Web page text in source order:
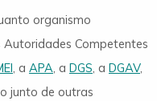
organismo
Competentes
, a APA, a DGS, a DGAV,
junto de outras